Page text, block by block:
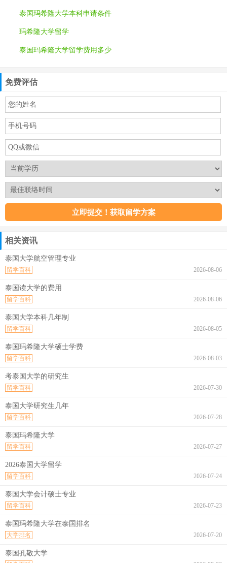
泰国玛希隆大学本科申请条件
玛希隆大学留学
泰国玛希隆大学留学费用多少
免费评估
相关资讯
泰国大学航空管理专业
2026-08-06
留学百科
泰国读大学的费用
2026-08-06
留学百科
泰国大学本科几年制
2026-08-05
留学百科
泰国玛希隆大学硕士学费
2026-08-03
留学百科
考泰国大学的研究生
2026-07-30
留学百科
泰国大学研究生几年
2026-07-28
留学百科
泰国玛希隆大学
2026-07-27
留学百科
2026泰国大学留学
2026-07-24
留学百科
泰国大学会计硕士专业
2026-07-23
留学百科
泰国玛希隆大学在泰国排名
2026-07-20
大学排名
泰国孔敬大学